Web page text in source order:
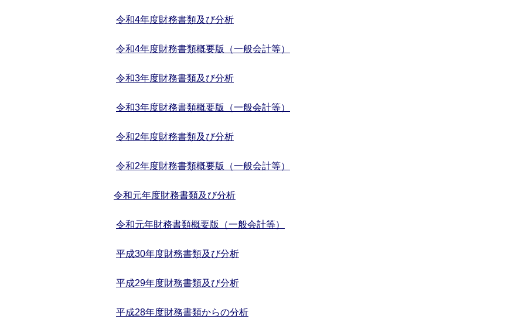
令和4年度財務書類及び分析
令和4年度財務書類概要版（一般会計等）
令和3年度財務書類及び分析
令和3年度財務書類概要版（一般会計等）
令和2年度財務書類及び分析
令和2年度財務書類概要版（一般会計等）
令和元年度財務書類及び分析
令和元年財務書類概要版（一般会計等）
平成30年度財務書類及び分析
平成29年度財務書類及び分析
平成28年度財務書類からの分析